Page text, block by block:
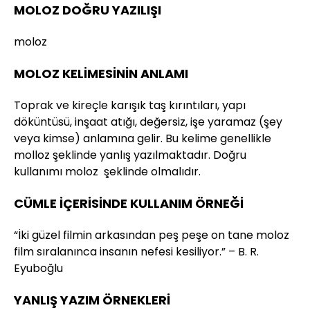
MOLOZ DOĞRU YAZILIŞI
moloz
MOLOZ KELİMESİNİN ANLAMI
Toprak ve kireçle karışık taş kırıntıları, yapı
döküntüsü, inşaat atığı, değersiz, işe yaramaz (şey
veya kimse) anlamına gelir. Bu kelime genellikle
molloz şeklinde yanlış yazılmaktadır. Doğru
kullanımı moloz şeklinde olmalıdır.
CÜMLE İÇERİSİNDE KULLANIM ÖRNEĞİ
“İki güzel filmin arkasından peş peşe on tane moloz
film sıralanınca insanın nefesi kesiliyor.” – B. R.
Eyuboğlu
YANLIŞ YAZIM ÖRNEKLERİ